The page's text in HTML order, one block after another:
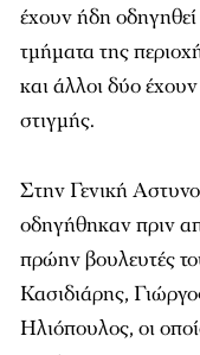
έχουν ήδη
τμήματα της
και άλλοι δύο
στιγμής.
Στην Γενική
οδηγήθηκαν πριν
πρώην βουλευτές
Κασιδιάρης,
Ηλιόπουλος, οι